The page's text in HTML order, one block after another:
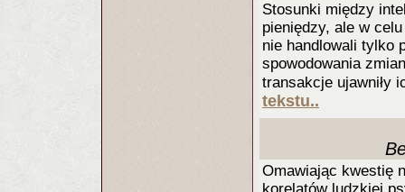
Stosunki między
pieniędzy, ale w
nie handlowali tylko
spowodowania
transakcje ujawniły
tekstu..
Omawiając kwestię